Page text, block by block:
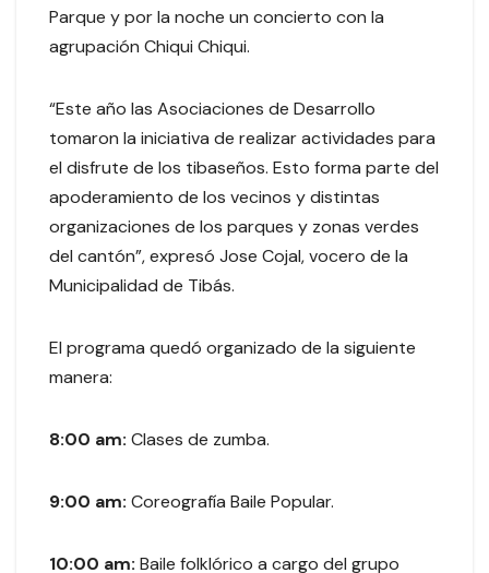
Parque y por la noche un concierto con la
agrupación Chiqui Chiqui.
“Este año las Asociaciones de Desarrollo
tomaron la iniciativa de realizar actividades para
el disfrute de los tibaseños. Esto forma parte del
apoderamiento de los vecinos y distintas
organizaciones de los parques y zonas verdes
del cantón”, expresó Jose Cojal, vocero de la
Municipalidad de Tibás.
El programa quedó organizado de la siguiente
manera:
8:00 am: Clases de zumba.
9:00 am: Coreografía Baile Popular.
10:00 am: Baile folklórico a cargo del grupo